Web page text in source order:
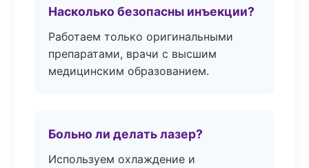
Насколько безопасны инъекции?
Работаем только оригинальными
препаратами, врачи с высшим
медицинским образованием.
Больно ли делать лазер?
Используем охлаждение и